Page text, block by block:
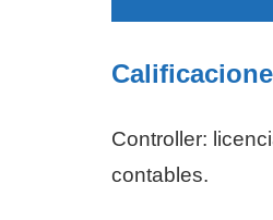
Controller:
contables.